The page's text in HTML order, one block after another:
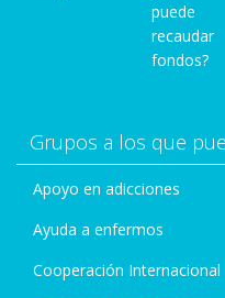
puede
recaudar
fondos?
Grupos a los que
Apoyo en adicciones
Ayuda a enfermos
Cooperación Internacional